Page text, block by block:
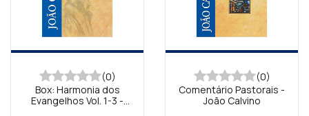
(0)
Box: Harmonia dos
Evangelhos Vol. 1-3 -
(0)
Comentário Pastorais -
João Calvino